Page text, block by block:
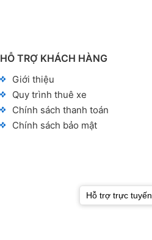
HỖ TRỢ KHÁCH HÀNG
Giới thiệu
Quy trình thuê xe
Chính sách thanh toán
Chính sách bảo mật
Hỗ trợ trực tuyến